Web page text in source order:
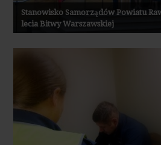
Stanowisko Samorządów Powiatu
lecia Bitwy Warszawskiej